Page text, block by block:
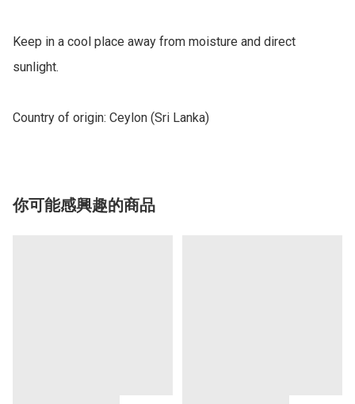
Keep in a cool place away from moisture and direct
sunlight.
你可能感興趣的商品